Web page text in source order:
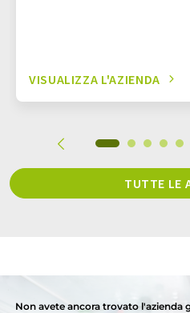
VISUALIZZA L'AZIENDA
TUTTE LE
Non avete ancora trovato l'azienda